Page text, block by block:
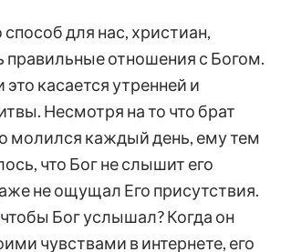
для нас, христиан,
правильные отношения с Богом.
касается утренней и
Несмотря на то что брат
молился каждый день, ему тем
что Бог не слышит его
не ощущал Его присутствия.
чтобы Бог услышал? Когда он
чувствами в интернете, его